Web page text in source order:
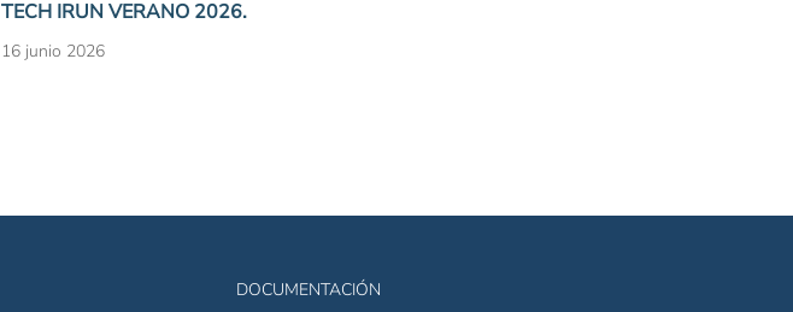
TECH IRUN VERANO 2026.
16 junio 2026
DOCUMENTACIÓN